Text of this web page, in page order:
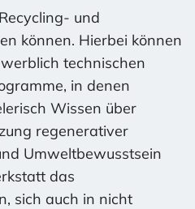
und
können. Hierbei können
technischen
in denen
Wissen über
regenerativer
Umweltbewusstsein
das
sich auch in nicht